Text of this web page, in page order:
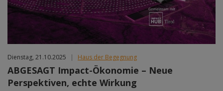
Dienstag, 21.10.2025 | Haus der Begegnung
ABGESAGT Impact-Ökonomie – Neue
Perspektiven, echte Wirkung